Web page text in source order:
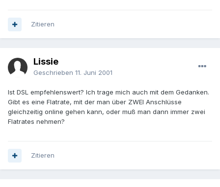
Zitieren
Lissie
Geschrieben 11. Juni 2001
Ist DSL empfehlenswert? Ich trage mich auch mit dem Gedanken.
Gibt es eine Flatrate, mit der man über ZWEI Anschlüsse
gleichzeitig online gehen kann, oder muß man dann immer zwei
Flatrates nehmen?
Zitieren